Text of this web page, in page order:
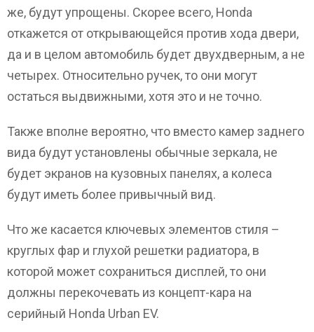
же, будут упрощены. Скорее всего, Honda
откажется от открывающейся против хода двери,
да и в целом автомобиль будет двухдверным, а не
четырех. Относительно ручек, то они могут
остаться выдвижными, хотя это и не точно.
Также вполне вероятно, что вместо камер заднего
вида будут установлены обычные зеркала, не
будет экранов на кузовных панелях, а колеса
будут иметь более привычный вид.
Что же касается ключевых элементов стиля –
круглых фар и глухой решетки радиатора, в
которой может сохраниться дисплей, то они
должны перекочевать из концепт-кара на
серийный Honda Urban EV.